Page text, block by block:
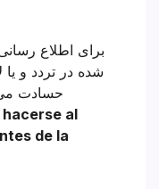
برای اطلاع
شده در تردد و
al
de la